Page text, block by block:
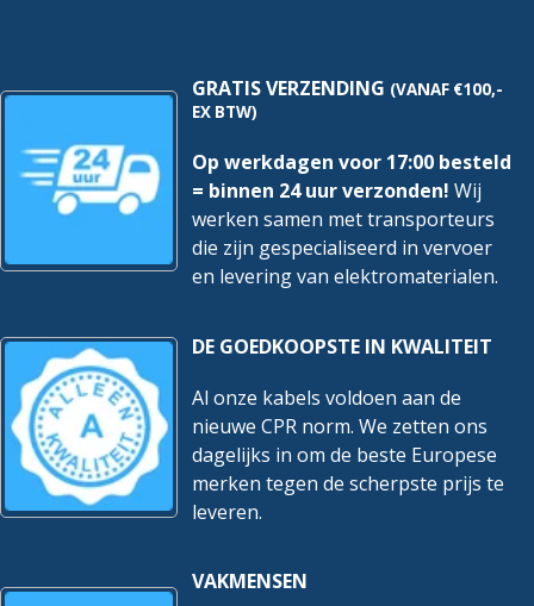
Explosieveiligheidscategorie
voor stof
Geen
Frequentiemeting Nee
Frontinbouw mogelijk Nee
Functieblok aanrakingsvrij
werkende
beveiligingsinrichtingen
Nee
Functieblok automatische
reset
Nee
Functieblok
bedrijfssoortenselectie
Nee
Functieblok
inschakelvergrendeling
Nee
Functieblok
GRATIS VERZENDING (VANAF €100,-
EX BTW)
Op werkdagen voor 17:00 besteld
= binnen 24 uur verzonden! Wij
werken samen met transporteurs
die zijn gespecialiseerd in vervoer
en levering van elektromaterialen.
DE GOEDKOOPSTE IN KWALITEIT
Al onze kabels voldoen aan de
nieuwe CPR norm. We zetten ons
dagelijks in om de beste Europese
merken tegen de scherpste prijs te
leveren.
VAKMENSEN